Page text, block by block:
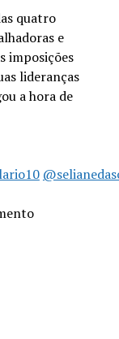
quatro
e
imposições
lideranças
a hora de